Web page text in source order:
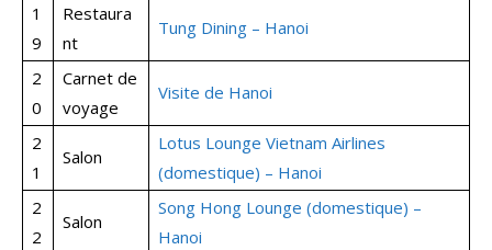
1
9
Restaura
nt
Tung Dining – Hanoi
2
0
Carnet de
voyage
Visite de Hanoi
2
1
Salon
Lotus Lounge Vietnam Airlines
(domestique) – Hanoi
2
2
Salon
Song Hong Lounge (domestique) –
Hanoi